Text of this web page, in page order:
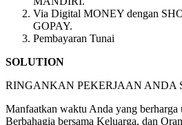
Via Digital MONEY dengan
GOPAY.
Pembayaran Tunai
SOLUTION
RINGANKAN PEKERJAAN ANDA
Manfaatkan waktu Anda yang
Berbahagia bersama Keluarga, dan